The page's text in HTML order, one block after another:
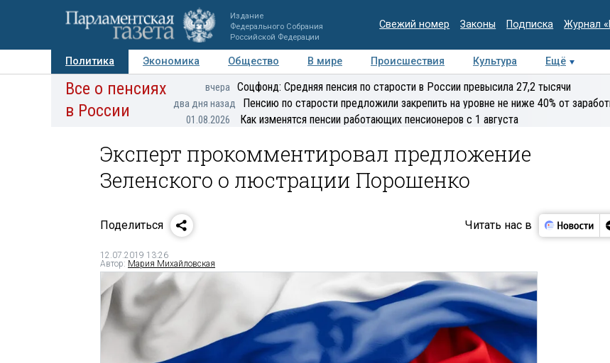
Издание
Федерального Собрания
Российской Федерации
Свежий номер Законы Подписка Журнал
Политика Экономика Общество В мире Происшествия Культура Ещё
Авторы Персоны Мнения Регионы Медиацентр Интервью Колумнисты
Все о пенсиях
в России
вчера Соцфонд: Средняя пенсия по старости в России превысила 27,2 тысячи
два дня назад Пенсию по старости предложили закрепить на уровне не ниже 40% от
01.08.2026 Как изменятся пенсии работающих пенсионеров с 1 августа
Эксперт прокомментировал предложение
Зеленского о люстрации Порошенко
Поделиться Читать нас в
12.07.2019 13:26
Автор: Мария Михайловская